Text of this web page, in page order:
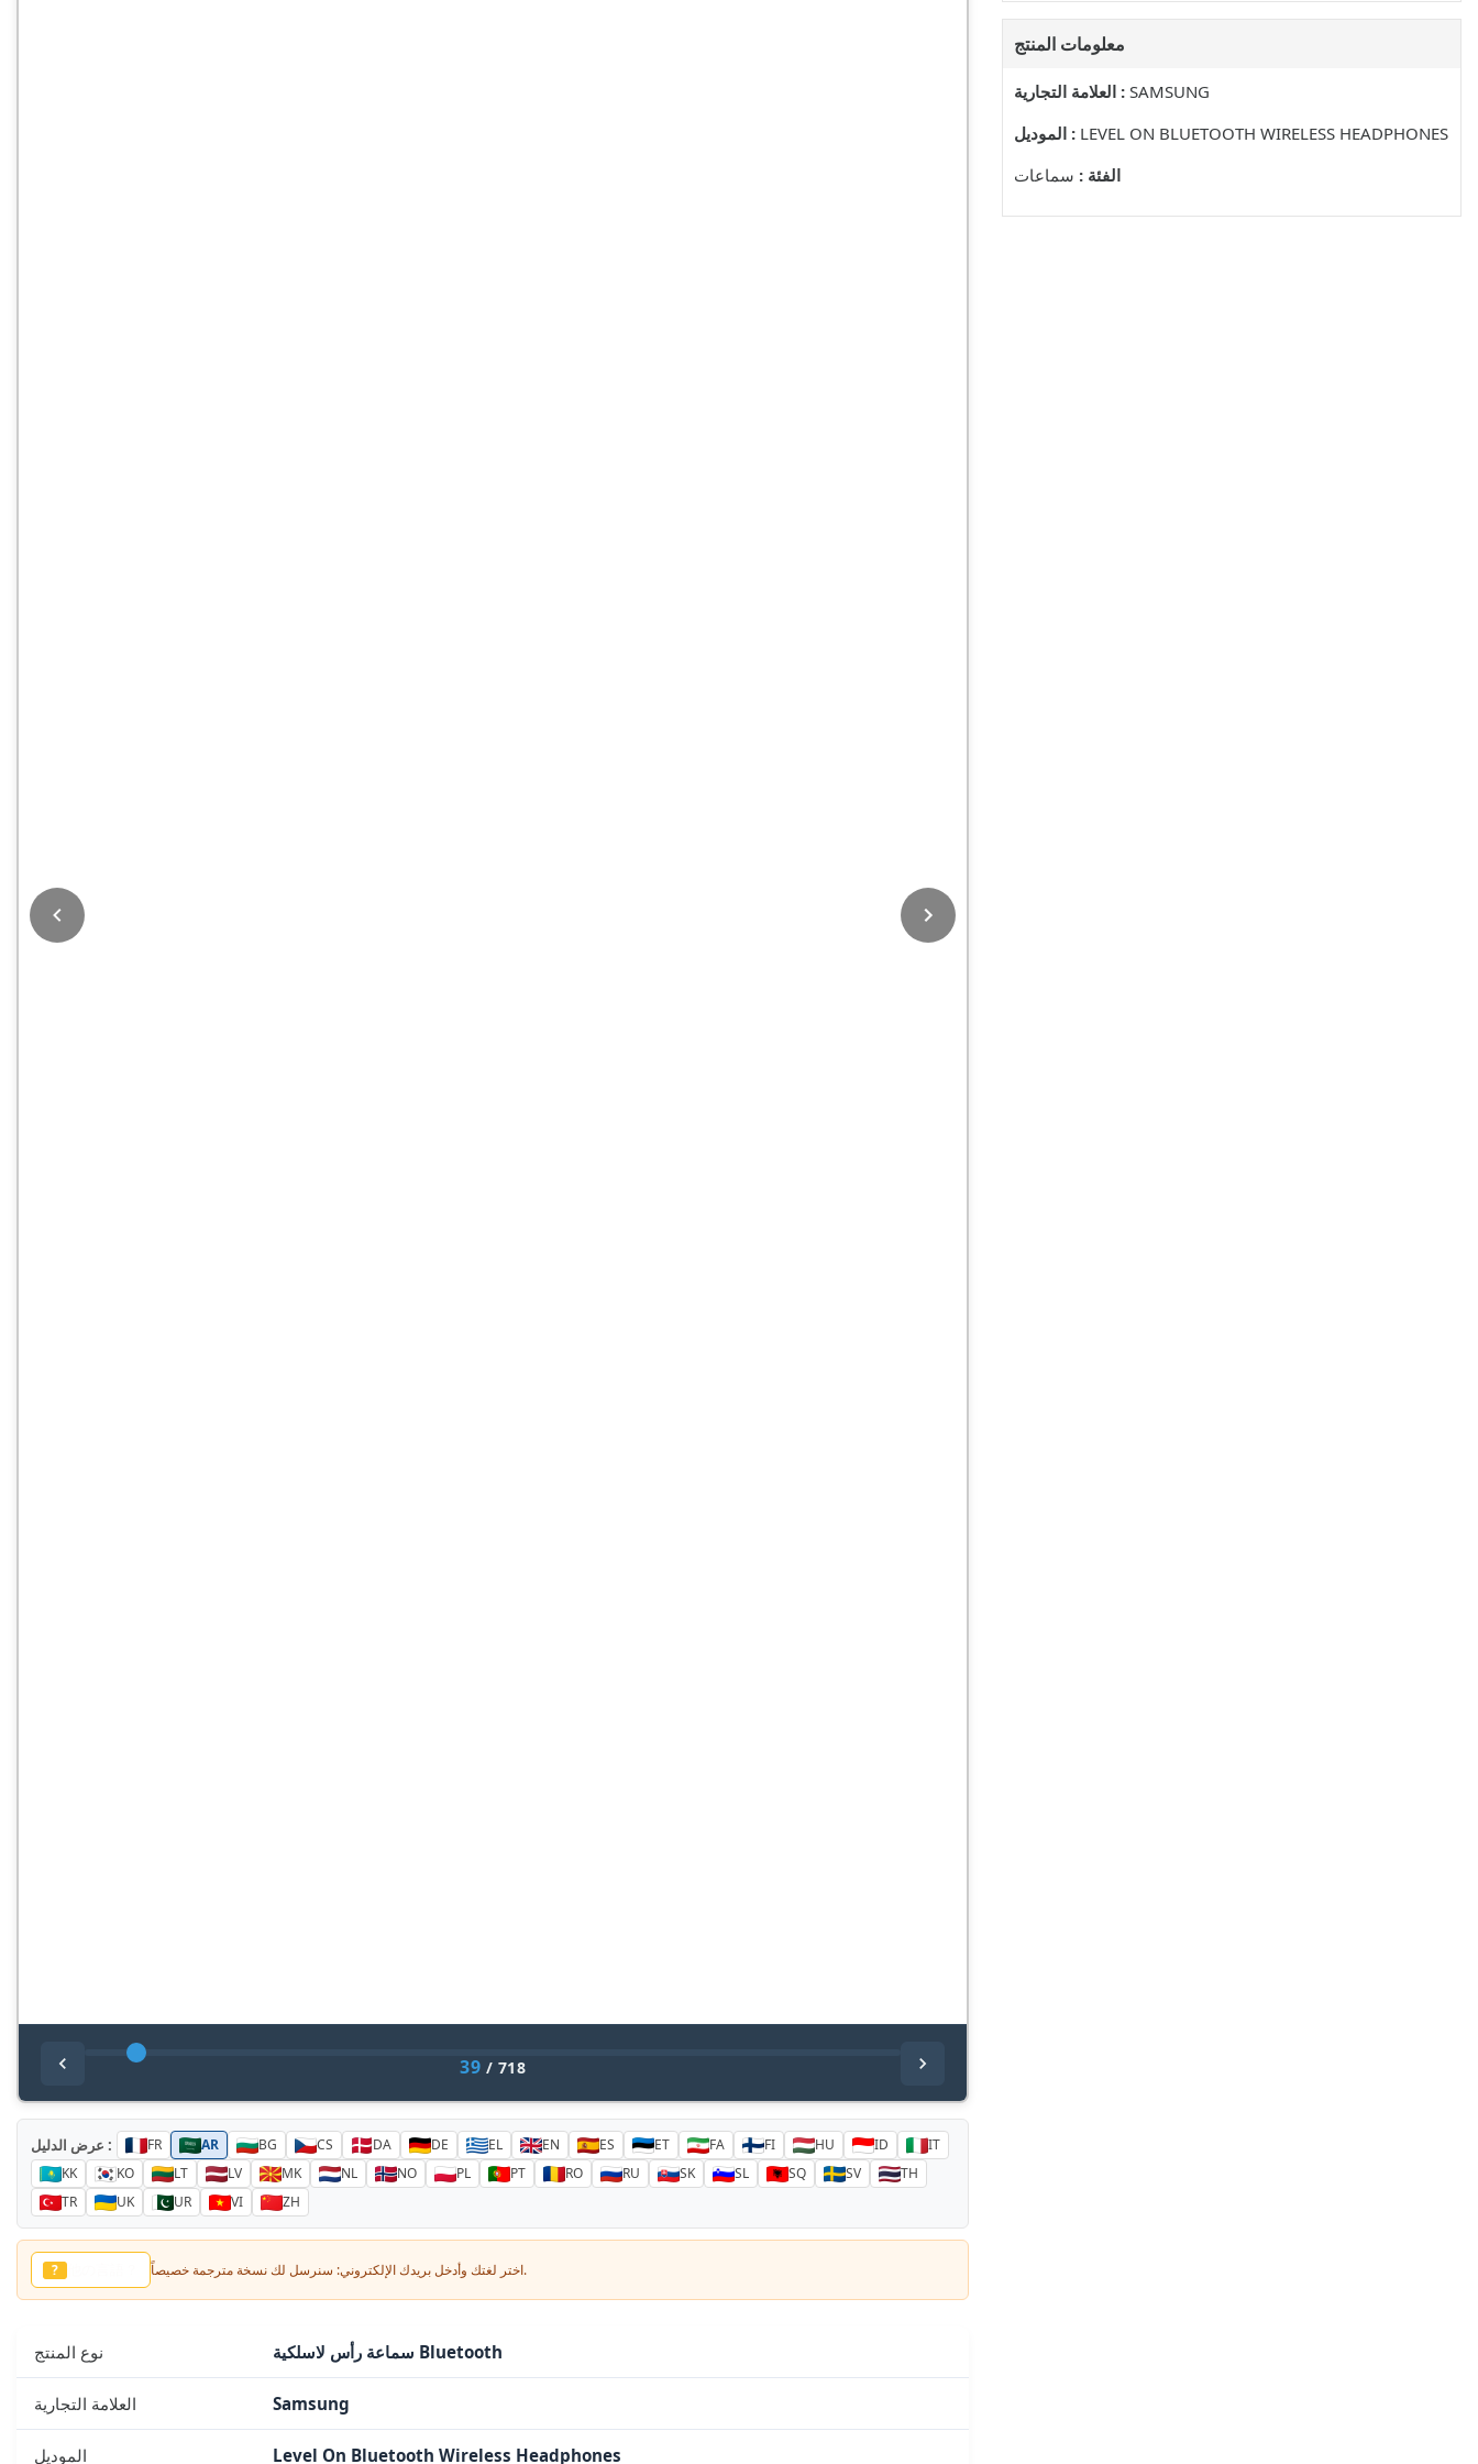
39 / 718
عرض الدليل : FR AR BG CS DA DE EL EN ES ET FA FI HU ID
IT
KK
KO LT LV MK NL NO PL PT RO RU SK SL SQ SV
TH
TR
UK UR VI ZH
? اختر لغتك وأدخل بريدك الإلكتروني: سنرسل لك نسخة مترجمة خصيصاً.
نوع المنتج سماعة رأس لاسلكية Bluetooth
العلامة التجارية Samsung
الموديل Level On Bluetooth Wireless Headphones
معلومات المنتج
العلامة التجارية : SAMSUNG
الموديل : LEVEL ON BLUETOOTH WIRELESS HEADPHONES
الفئة : سماعات